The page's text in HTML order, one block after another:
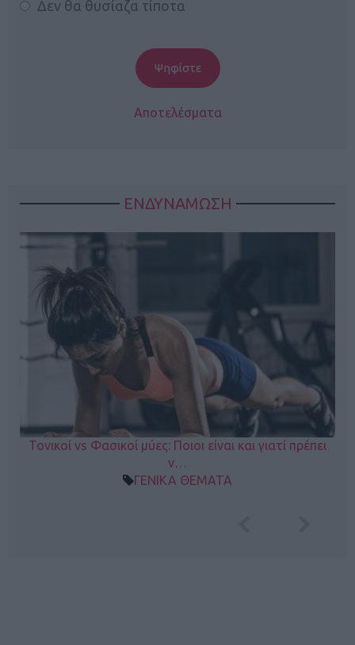
Δεν θα θυσίαζα τίποτα
Αποτελέσματα
ΕΝΔΥΝΑΜΩΣΗ
Τονικοί vs Φασικοί μύες: Ποιοι είναι και γιατί πρέπει
ν…
ΓΕΝΙΚΑ ΘΕΜΑΤΑ